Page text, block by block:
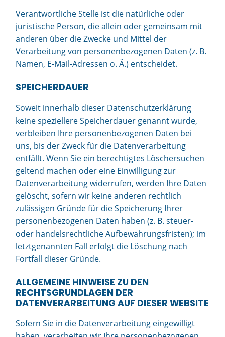
Verantwortliche Stelle ist die natürliche oder
juristische Person, die allein oder gemeinsam mit
anderen über die Zwecke und Mittel der
Verarbeitung von personenbezogenen Daten (z. B.
Namen, E-Mail-Adressen o. Ä.) entscheidet.
SPEICHERDAUER
Soweit innerhalb dieser Datenschutzerklärung
keine speziellere Speicherdauer genannt wurde,
verbleiben Ihre personenbezogenen Daten bei
uns, bis der Zweck für die Datenverarbeitung
entfällt. Wenn Sie ein berechtigtes Löschersuchen
geltend machen oder eine Einwilligung zur
Datenverarbeitung widerrufen, werden Ihre Daten
gelöscht, sofern wir keine anderen rechtlich
zulässigen Gründe für die Speicherung Ihrer
personenbezogenen Daten haben (z. B. steuer-
oder handelsrechtliche Aufbewahrungsfristen); im
letztgenannten Fall erfolgt die Löschung nach
Fortfall dieser Gründe.
ALLGEMEINE HINWEISE ZU DEN
RECHTSGRUNDLAGEN DER
DATENVERARBEITUNG AUF DIESER WEBSITE
Sofern Sie in die Datenverarbeitung eingewilligt